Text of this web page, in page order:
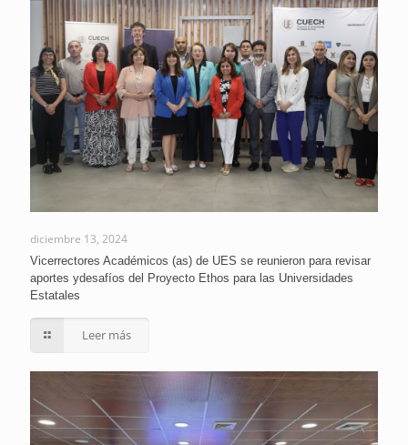
diciembre 13, 2024
Vicerrectores Académicos (as) de UES se reunieron para revisar
aportes ydesafíos del Proyecto Ethos para las Universidades
Estatales
Leer más